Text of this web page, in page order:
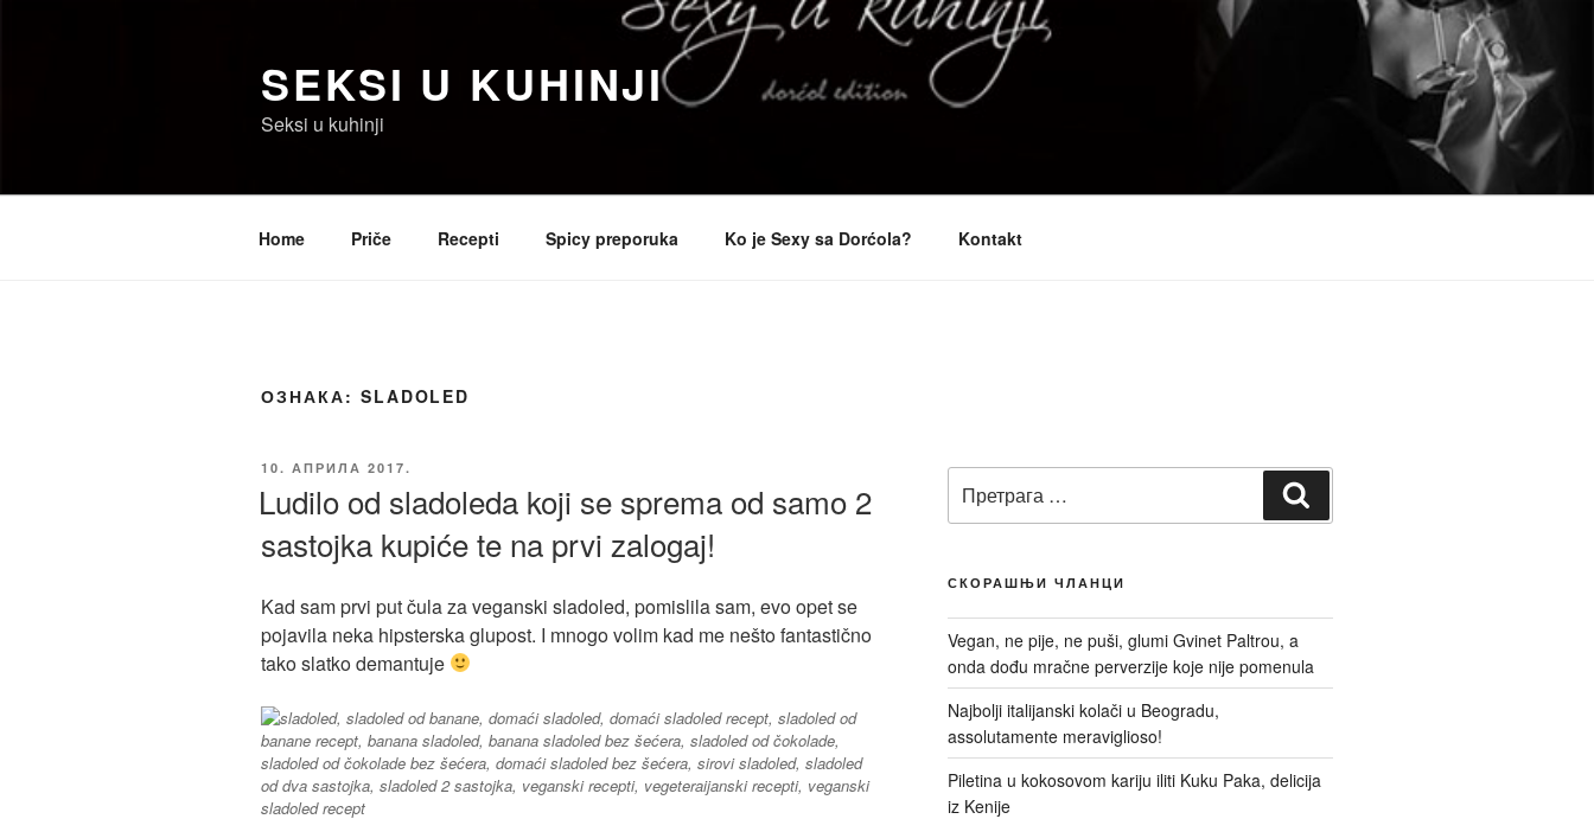
SEKSI U KUHINJI
Seksi u kuhinji
Home Priče Recepti Spicy preporuka Ko je Sexy sa Dorćola? Kontakt
ОЗНАКА: SLADOLED
ОБЈАВЉЕНО
10. АПРИЛА 2017.
Ludilo od sladoleda koji se sprema od samo 2
sastojka kupiće te na prvi zalogaj!
Kad sam prvi put čula za veganski sladoled, pomislila sam, evo opet se
pojavila neka hipsterska glupost. I mnogo volim kad me nešto fantastično
tako slatko demantuje
за:
СКОРАШЊИ ЧЛАНЦИ
Vegan, ne pije, ne puši, glumi Gvinet Paltrou, a
onda dođu mračne perverzije koje nije pomenula
Najbolji italijanski kolači u Beogradu,
assolutamente meraviglioso!
Piletina u kokosovom kariju iliti Kuku Paka, delicija
iz Kenije